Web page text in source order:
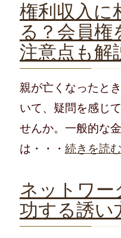
権利収入に
る？会員権
注意点も解
親が亡くなったと
いて、疑問を感じ
せんか。一般的な
は・・・ 続きを読む
ネットワー
功する誘い